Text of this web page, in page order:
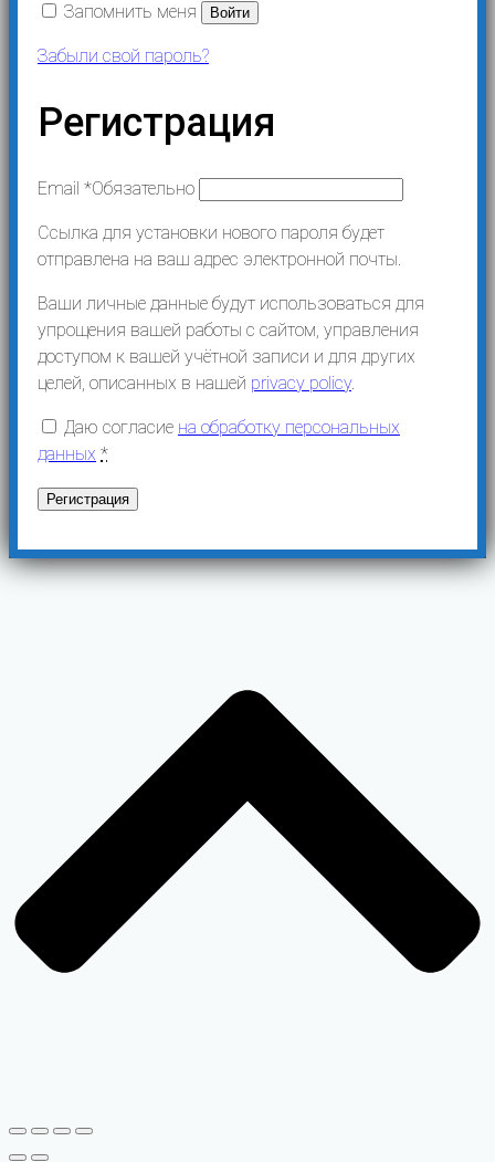
Запомнить меня Войти
Забыли свой пароль?
Регистрация
Email *Обязательно
Ссылка для установки нового пароля будет
отправлена ​​на ваш адрес электронной почты.
Ваши личные данные будут использоваться для
упрощения вашей работы с сайтом, управления
доступом к вашей учётной записи и для других
целей, описанных в нашей privacy policy.
Даю согласие на обработку персональных
данных *
Регистрация